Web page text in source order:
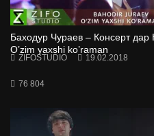
Баходур Чураев – Консерт
O’zim yaxshi ko’raman
ZIFOSTUDIO 19.02.2018
76 804